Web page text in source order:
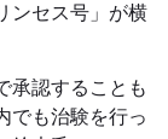
ンセス号」が横
承認することも
でも治験を行っ